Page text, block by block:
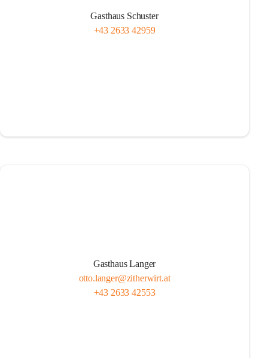
Gasthaus Schuster
+43 2633 42959
Gasthaus Langer
otto.langer@zitherwirt.at
+43 2633 42553